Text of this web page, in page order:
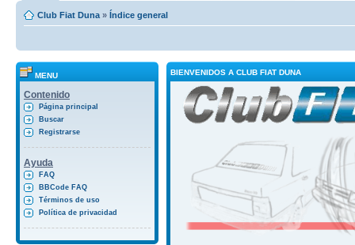
Club Fiat Duna » Índice general
MENU
Contenido
Página principal
Buscar
Registrarse
Ayuda
FAQ
BBCode FAQ
Términos de uso
Política de privacidad
BIENVENIDOS A CLUB FIAT DUNA